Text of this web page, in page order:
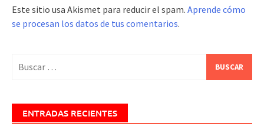
Este sitio usa Akismet para reducir el spam. Aprende cómo
se procesan los datos de tus comentarios.
ENTRADAS RECIENTES